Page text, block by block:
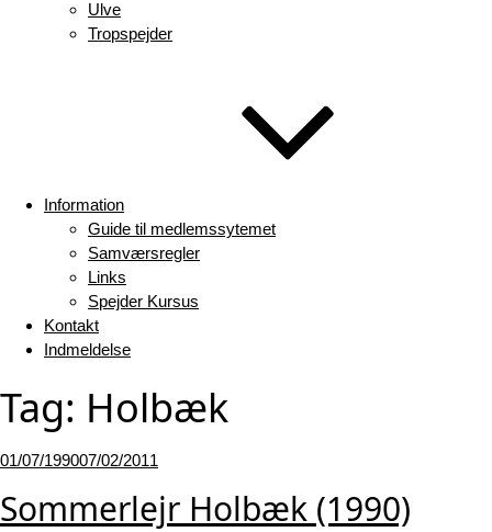
Ulve
Tropspejder
Information
Guide til medlemssytemet
Samværsregler
Links
Spejder Kursus
Kontakt
Indmeldelse
Tag: Holbæk
Udgivet
01/07/199007/02/2011
Sommerlejr Holbæk (1990)